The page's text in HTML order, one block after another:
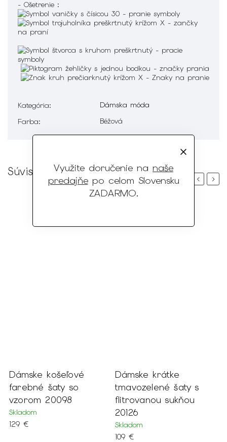
Využite doručenie na naše
predajňepo celom Slovensku
ZADARMO.
- Ošetrenie :
Kategória:
Dámska móda
Farba: Béžová
Súvisiaci tovar
Previous
Dámske krátke
tmavozelené šaty s
flitrovanou sukňou
20126
Dámske krátke
krémové šaty s
flitrovanou sukňou
20127
Skladom
Next